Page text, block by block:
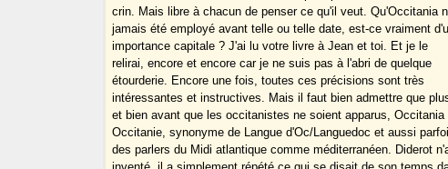
crin. Mais libre à chacun de penser ce qu'il veut. Qu'Occitania
jamais été employé avant telle ou telle date, est-ce vraiment
importance capitale ? J'ai lu votre livre à Jean et toi. Et je le
relirai, encore et encore car je ne suis pas à l'abri de quelque
étourderie. Encore une fois, toutes ces précisions sont très
intéressantes et instructives. Mais il faut bien admettre que
et bien avant que les occitanistes ne soient apparus, Occitania
Occitanie, synonyme de Langue d'Oc/Languedoc et aussi
des parlers du Midi atlantique comme méditerranéen. Diderot